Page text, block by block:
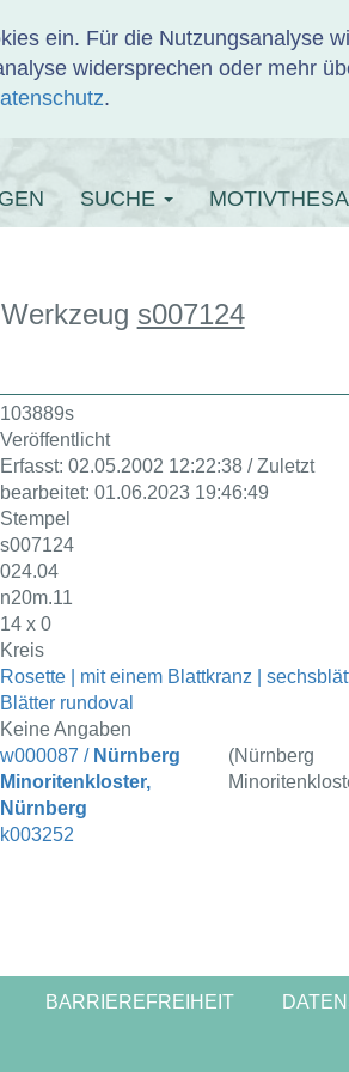
ein. Für die Nutzungsanalyse
widersprechen oder mehr
.
SUCHE
s007124
103889s
Veröffentlicht
Erfasst: 02.05.2002 12:22:38 / Zuletzt
bearbeitet: 01.06.2023 19:46:49
Stempel
s007124
024.04
n20m.11
14 x 0
Kreis
Rosette | mit einem Blattkranz |
Blätter rundoval
Keine Angaben
w000087 / Nürnberg
Minoritenkloster,
Nürnberg
(Nürnberg
k003252
BARRIEREFREIHEIT